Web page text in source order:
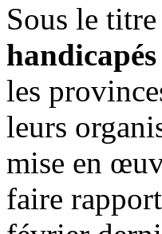
Sous le
handicapés
les
leurs
mise en
faire